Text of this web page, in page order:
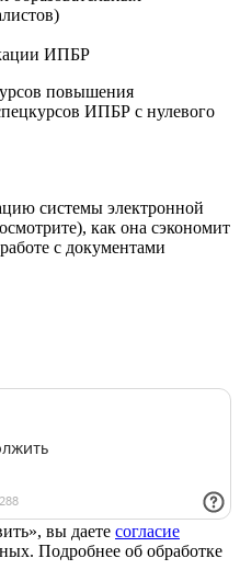
ИПБР
повышения
ИПБР с нулевого
системы электронной
как она сэкономит
с документами
вы даете согласие
Подробнее об обработке